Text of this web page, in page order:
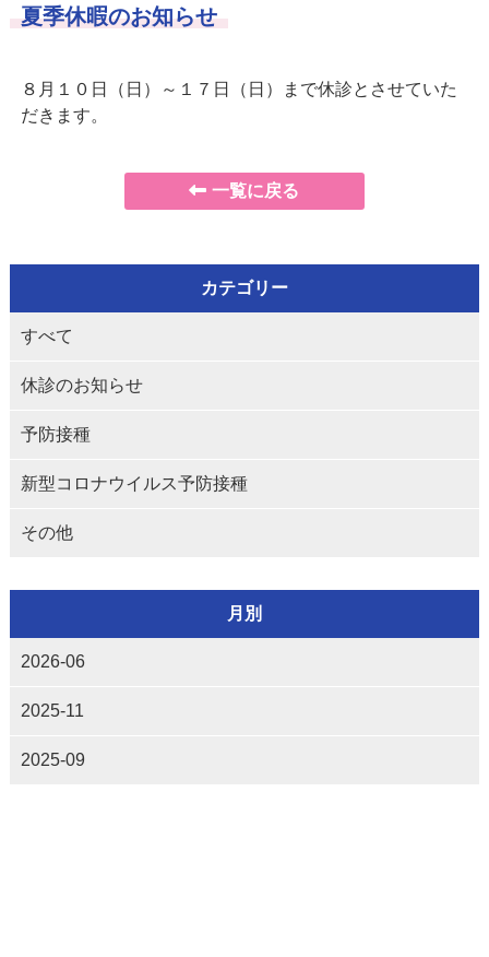
夏季休暇のお知らせ
８月１０日（日）～１７日（日）まで休診とさせていた
だきます。
一覧に戻る
カテゴリー
すべて
休診のお知らせ
予防接種
新型コロナウイルス予防接種
その他
月別
2026-06
2025-11
2025-09